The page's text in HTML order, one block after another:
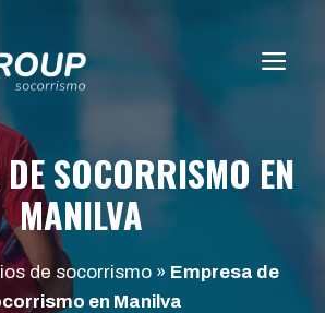
SOCORRISMO EN
MANILVA
de socorrismo» Empresa de
en Manilva